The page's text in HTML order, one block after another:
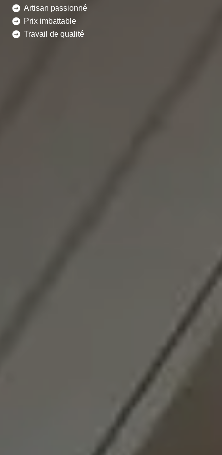
Artisan passionné
Prix imbattable
Travail de qualité